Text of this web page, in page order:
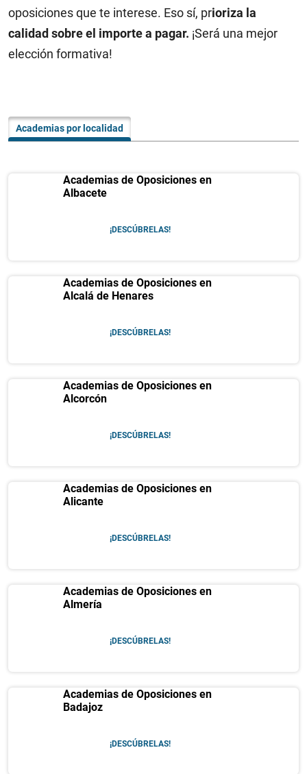
oposiciones que te interese. Eso sí, prioriza la
calidad sobre el importe a pagar. ¡Será una mejor
elección formativa!
Academias por localidad
Academias de Oposiciones en
Albacete
¡DESCÚBRELAS!
Academias de Oposiciones en
Alcalá de Henares
¡DESCÚBRELAS!
Academias de Oposiciones en
Alcorcón
¡DESCÚBRELAS!
Academias de Oposiciones en
Alicante
¡DESCÚBRELAS!
Academias de Oposiciones en
Almería
¡DESCÚBRELAS!
Academias de Oposiciones en
Badajoz
¡DESCÚBRELAS!